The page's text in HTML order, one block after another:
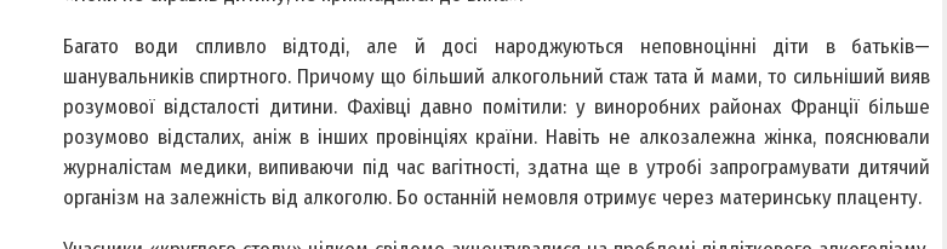
Багато води спливло відтоді, але й досі народжуються неповноцінні діти в батьків—
шанувальників спиртного. Причому що більший алкогольний стаж тата й мами, то сильніший вияв
розумової відсталості дитини. Фахівці давно помітили: у виноробних районах Франції більше
розумово відсталих, аніж в інших провінціях країни. Навіть не алкозалежна жінка, пояснювали
журналістам медики, випиваючи під час вагітності, здатна ще в утробі запрограмувати дитячий
організм на залежність від алкоголю. Бо останній немовля отримує через материнську плаценту.